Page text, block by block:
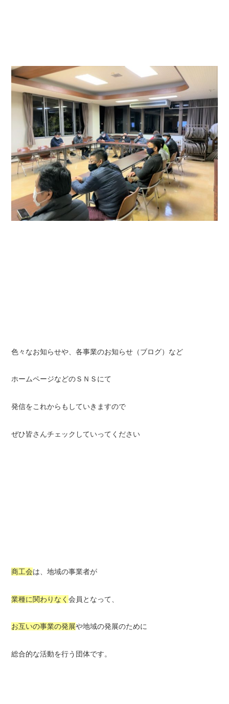
色々なお知らせや、各事業のお知らせ（ブログ）など
ホームページなどのＳＮＳにて
発信をこれからもしていきますので
ぜひ皆さんチェックしていってください
商工会は、地域の事業者が
業種に関わりなく会員となって、
お互いの事業の発展や地域の発展のために
総合的な活動を行う団体です。